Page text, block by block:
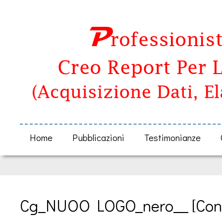
Home Pubblicazioni Testimonianze
Cg_NUOO LOGO_nero__